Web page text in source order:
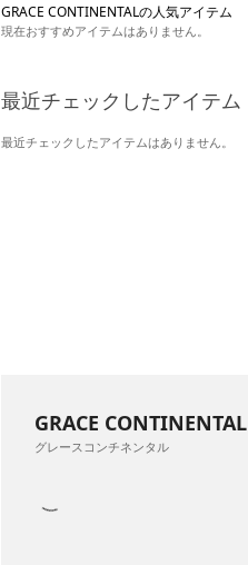
GRACE CONTINENTALの人気アイテム
現在おすすめアイテムはありません。
最近チェックしたアイテム
最近チェックしたアイテムはありません。
GRACE CONTINENTAL
グレースコンチネンタル